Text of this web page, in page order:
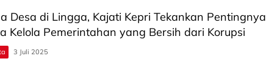
Desa di Lingga, Kajati Kepri Tekankan Pentingnya
Kelola Pemerintahan yang Bersih dari Korupsi
3 Juli 2025